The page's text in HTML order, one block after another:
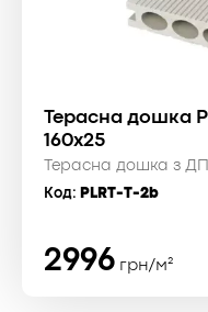
Терасна дошка
160x25
Терасна дошка з
Код: PLRT-T-2b
2996 грн/м²